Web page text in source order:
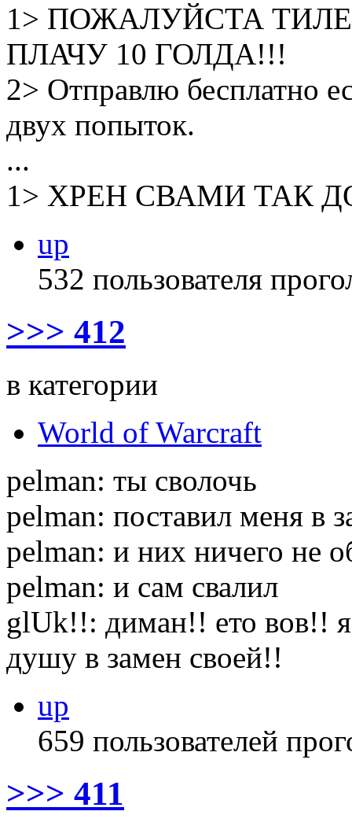
1> ПОЖАЛУЙСТА
ПЛАЧУ 10 ГОЛДА!!!
2> Отправлю бесплатно
двух попыток.
...
1> ХРЕН СВАМИ ТАК
up
532 пользователя
>>> 412
в категории
World of Warcraft
pelman: ты сволочь
pelman: поставил меня в
pelman: и них ничего не
pelman: и сам свалил
glUk!!: диман!! ето вов!!
душу в замен своей!!
up
659 пользователей
>>> 411